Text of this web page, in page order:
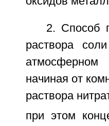
2. Способ
раствора
начиная от
раствора
при этом